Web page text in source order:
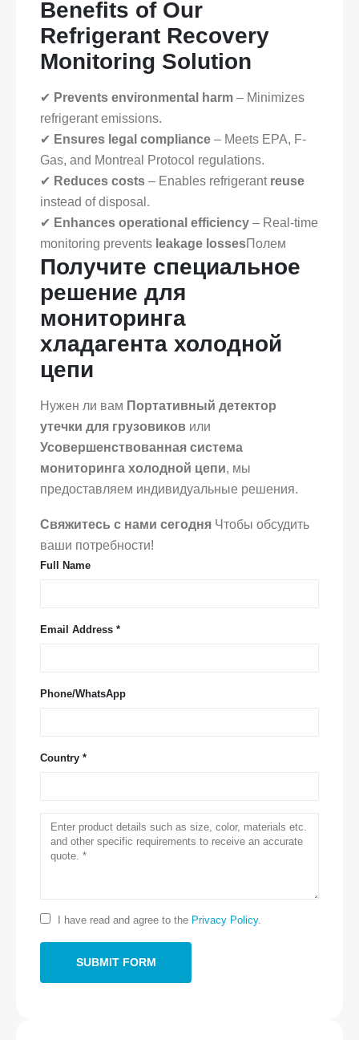
Benefits of Our
Refrigerant Recovery
Monitoring Solution
✔ Prevents environmental harm – Minimizes
refrigerant emissions.
✔ Ensures legal compliance – Meets EPA, F-
Gas, and Montreal Protocol regulations.
✔ Reduces costs – Enables refrigerant reuse
instead of disposal.
✔ Enhances operational efficiency – Real-time
monitoring prevents leakage lossesПолем
Получите специальное
решение для
мониторинга
хладагента холодной
цепи
Нужен ли вам Портативный детектор
утечки для грузовиков или
Усовершенствованная система
мониторинга холодной цепи, мы
предоставляем индивидуальные решения.
Свяжитесь с нами сегодня Чтобы обсудить
ваши потребности!
Full Name
Email Address *
Phone/WhatsApp
Country *
I have read and agree to the Privacy Policy.
Связаться с нами
0086-371-67169097
Электронная почта cece@winsensor.com